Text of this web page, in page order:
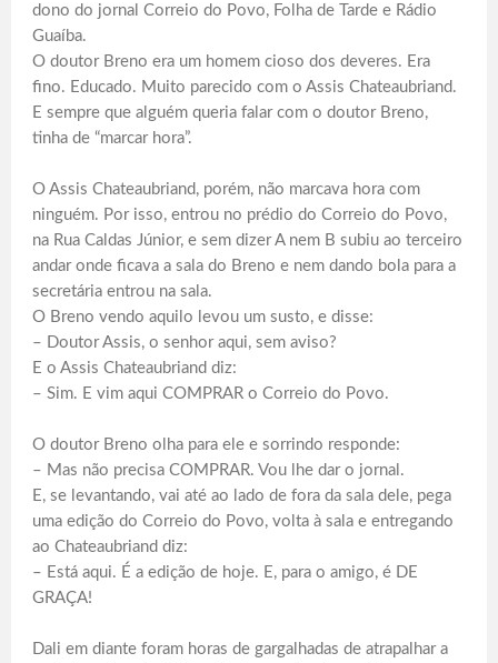
dono do jornal Correio do Povo, Folha de Tarde e Rádio
Guaíba.
O doutor Breno era um homem cioso dos deveres. Era
fino. Educado. Muito parecido com o Assis Chateaubriand.
E sempre que alguém queria falar com o doutor Breno,
tinha de “marcar hora”.
O Assis Chateaubriand, porém, não marcava hora com
ninguém. Por isso, entrou no prédio do Correio do Povo,
na Rua Caldas Júnior, e sem dizer A nem B subiu ao terceiro
andar onde ficava a sala do Breno e nem dando bola para a
secretária entrou na sala.
O Breno vendo aquilo levou um susto, e disse:
– Doutor Assis, o senhor aqui, sem aviso?
E o Assis Chateaubriand diz:
– Sim. E vim aqui COMPRAR o Correio do Povo.
O doutor Breno olha para ele e sorrindo responde:
– Mas não precisa COMPRAR. Vou lhe dar o jornal.
E, se levantando, vai até ao lado de fora da sala dele, pega
uma edição do Correio do Povo, volta à sala e entregando
ao Chateaubriand diz:
– Está aqui. É a edição de hoje. E, para o amigo, é DE
GRAÇA!
Dali em diante foram horas de gargalhadas de atrapalhar a